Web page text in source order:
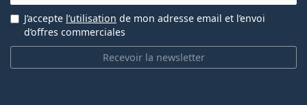
Recevoir la newsletter
J’accepte l’utilisation de mon adresse email et l’envoi
d’offres commerciales